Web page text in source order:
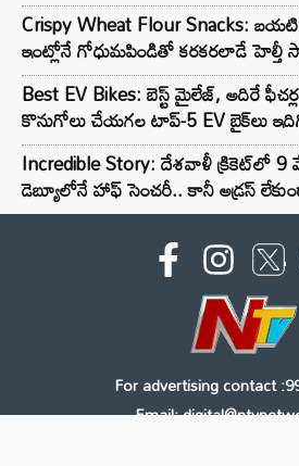
Crispy Wheat Flour Snacks:
ఇంట్లోనే గోధుమపిండితో కరకరలాడే హెల్తీ
Best EV Bikes: బెస్ట్ మైలేజ్, అదిరే
కొనుగోలు చేయగల టాప్-5 EV బైక్‌లు
Incredible Story: దేశవాళీ క్రికెట్‌లో
డెబ్యూలోనే హాఫ్ సెంచరీ.. కానీ అడ్రస్
For advertising contact
Email: